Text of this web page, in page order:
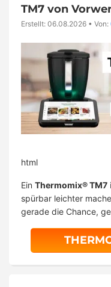
TM7 von
Erstellt: 06.08.2026 • Von:
html
Ein Thermomix® TM7
spürbar leichter
gerade die Chance,